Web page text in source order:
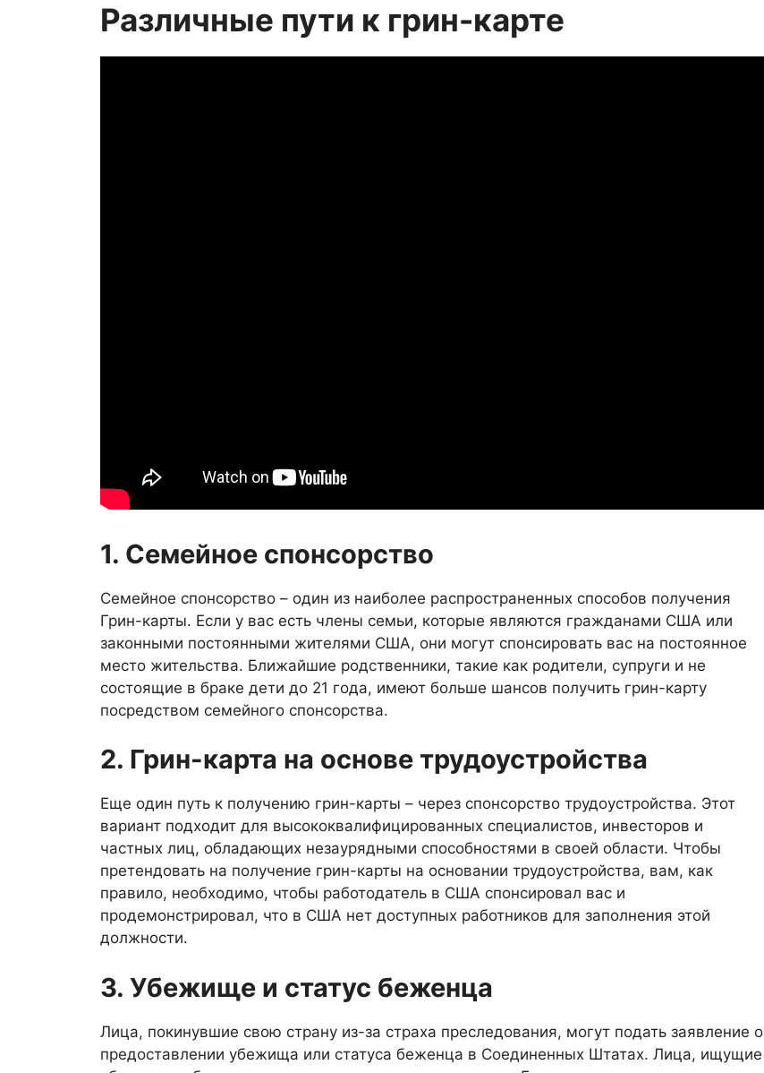
Различные пути к грин-карте
1. Семейное спонсорство
Семейное спонсорство – один из наиболее распространенных способов получения
Грин-карты. Если у вас есть члены семьи, которые являются гражданами США или
законными постоянными жителями США, они могут спонсировать вас на постоянное
место жительства. Ближайшие родственники, такие как родители, супруги и не
состоящие в браке дети до 21 года, имеют больше шансов получить грин-карту
посредством семейного спонсорства.
2. Грин-карта на основе трудоустройства
Еще один путь к получению грин-карты – через спонсорство трудоустройства. Этот
вариант подходит для высококвалифицированных специалистов, инвесторов и
частных лиц, обладающих незаурядными способностями в своей области. Чтобы
претендовать на получение грин-карты на основании трудоустройства, вам, как
правило, необходимо, чтобы работодатель в США спонсировал вас и
продемонстрировал, что в США нет доступных работников для заполнения этой
должности.
3. Убежище и статус беженца
Лица, покинувшие свою страну из-за страха преследования, могут подать заявление о
предоставлении убежища или статуса беженца в Соединенных Штатах. Лица, ищущие